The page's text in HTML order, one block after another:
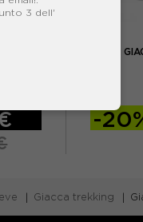
SALEWA
-
Giacca trekking
3 dell'